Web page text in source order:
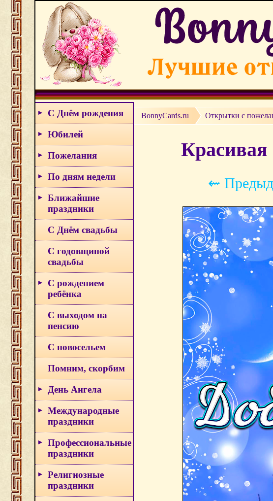
С Днём рождения
Юбилей
Пожелания
По дням недели
Ближайшие
праздники
С Днём свадьбы
С годовщиной
свадьбы
С рождением
ребёнка
С выходом на
пенсию
С новосельем
Помним, скорбим
День Ангела
Международные
праздники
Профессиональные
праздники
Религиозные
праздники
BonnyCards.ru Открытки с
Красивая
⇜